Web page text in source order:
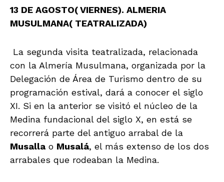
13 DE AGOSTO( VIERNES). ALMERIA
MUSULMANA( TEATRALIZADA)
La segunda visita teatralizada, relacionada
con la Almería Musulmana, organizada por la
Delegación de Área de Turismo dentro de su
programación estival, dará a conocer el siglo
XI. Si en la anterior se visitó el núcleo de la
Medina fundacional del siglo X, en está se
recorrerá parte del antiguo arrabal de la
Musalla o Musalá, el más extenso de los dos
arrabales que rodeaban la Medina.